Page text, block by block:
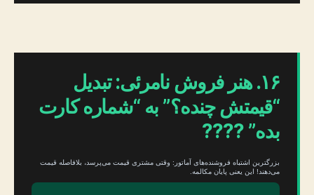
۱۶. هنر فروش نامرئی: تبدیل
“قیمتش چنده؟” به “شماره کارت
بده” ????
بزرگترین اشتباه فروشنده‌های آماتور: وقتی مشتری قیمت می‌پرسد، بلافاصله قیمت
می‌دهند! این یعنی پایان مکالمه.